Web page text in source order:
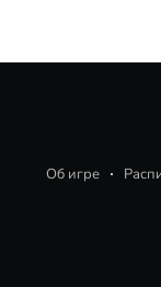
Об игре